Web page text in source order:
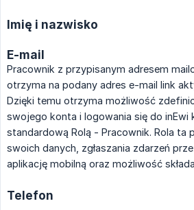
Imię i nazwisko
E-mail
Pracownik z przypisanym adresem
otrzyma na podany adres e-mail link
Dzięki temu otrzyma możliwość
swojego konta i logowania się do inEwi
standardową Rolą - Pracownik. Rola ta
swoich danych, zgłaszania zdarzeń
aplikację mobilną oraz możliwość
Telefon